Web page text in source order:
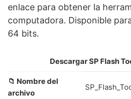
enlace para obtener la
computadora. Disponible
64 bits.
Descargar SP Flash
📁 Nombre del
archivo